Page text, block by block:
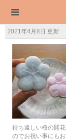
2021年4月8日 更新
待ち遠しい桜の開
のでお祝い事にもお